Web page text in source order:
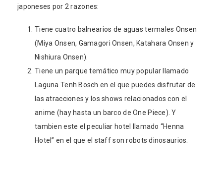
japoneses por 2 razones:
Tiene cuatro balnearios de aguas termales Onsen
(Miya Onsen, Gamagori Onsen, Katahara Onsen y
Nishiura Onsen).
Tiene un parque temático muy popular llamado
Laguna Tenh Bosch en el que puedes disfrutar de
las atracciones y los shows relacionados con el
anime (hay hasta un barco de One Piece). Y
tambien este el peculiar hotel llamado “Henna
Hotel” en el que el staff son robots dinosaurios.